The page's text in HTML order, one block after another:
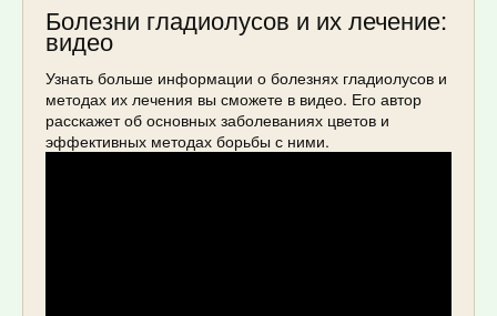
Болезни гладиолусов и их лечение:
видео
Узнать больше информации о болезнях гладиолусов и
методах их лечения вы сможете в видео. Его автор
расскажет об основных заболеваниях цветов и
эффективных методах борьбы с ними.